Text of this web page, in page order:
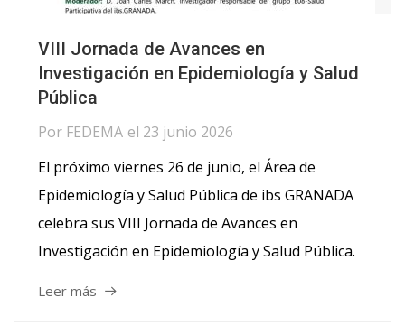
VIII Jornada de Avances en
Investigación en Epidemiología y Salud
Pública
Por FEDEMA el 23 junio 2026
El próximo viernes 26 de junio, el Área de
Epidemiología y Salud Pública de ibs GRANADA
celebra sus VIII Jornada de Avances en
Investigación en Epidemiología y Salud Pública.
Leer más